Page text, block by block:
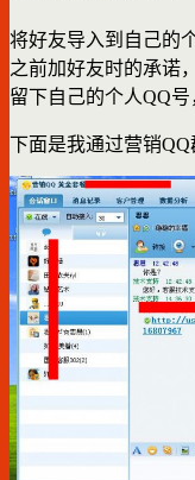
将好友导入到自己的
之前加好友时的承诺
留下自己的个人QQ号
下面是我通过营销